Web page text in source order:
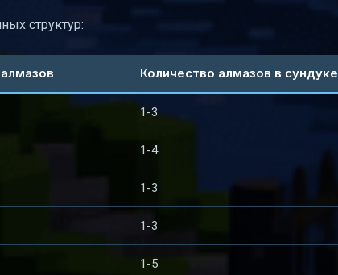
структур:
Количество алмазов в сундуке
1-3
1-4
1-3
1-3
1-5